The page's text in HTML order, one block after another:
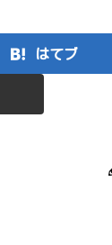
はてブ